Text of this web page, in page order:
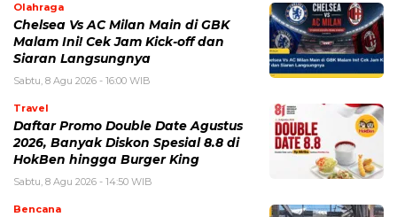
Olahraga
Chelsea Vs AC Milan Main di GBK
Malam Ini! Cek Jam Kick-off dan
Siaran Langsungnya
Sabtu, 8 Agu 2026 - 16:00 WIB
Travel
Daftar Promo Double Date Agustus
2026, Banyak Diskon Spesial 8.8 di
HokBen hingga Burger King ‎
Sabtu, 8 Agu 2026 - 14:50 WIB
Bencana